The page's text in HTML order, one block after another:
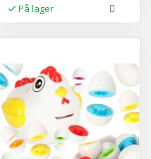
På lager